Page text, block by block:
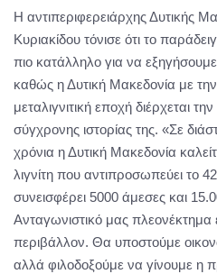
Η αντιπεριφερειάρχης Δυτικής
Κυριακίδου τόνισε ότι το
πιο κατάλληλο για να
καθώς η Δυτική Μακεδονία με
μεταλιγνιτική εποχή διέρχεται
σύγχρονης ιστορίας της. «Σε
χρόνια η Δυτική Μακεδονία
λιγνίτη που αντιπροσωπεύει το
συνεισφέρει 5000 άμεσες και
Ανταγωνιστικό μας πλεονέκτημα
περιβάλλον. Θα υποστούμε
αλλά φιλοδοξούμε να γίνουμε η